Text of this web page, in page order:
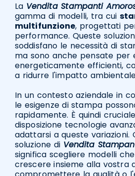
La Vendita Stampanti
gamma di modelli, tra cui
multifunzione, progettati
performance. Queste
soddisfano le necessità di
ma sono anche pensate per
energeticamente efficienti,
a ridurre l'impatto
In un contesto aziendale in
le esigenze di stampa
rapidamente. È quindi
disposizione tecnologie
adattarsi a queste variazioni.
soluzione di Vendita
significa scegliere modelli
crescere insieme alla vostra